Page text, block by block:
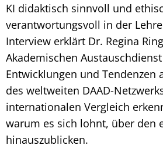
KI didaktisch sinnvoll und
verantwortungsvoll in der
Interview erklärt Dr. Regina
Akademischen
Entwicklungen und Tendenzen
des weltweiten DAAD-
internationalen Vergleich
warum es sich lohnt, über den
hinauszublicken.